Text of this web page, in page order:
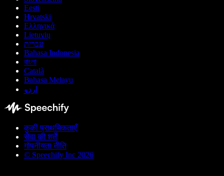
Eesti
Hrvatski
Ελληνικά
Lietuvių
עברית
Bahasa Indonesia
বাংলা
Català
Bahasa Melayu
اردو
कुकी प्राथमिकताएँ
सेवा की शर्तें
गोपनीयता नीति
© Speechify Inc 2026